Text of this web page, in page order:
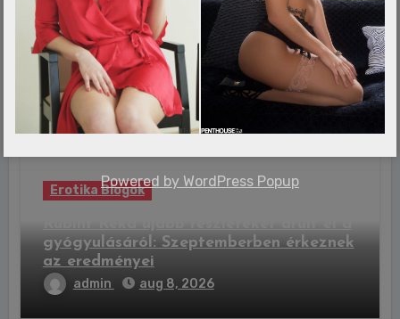
Erotika Blogok
Ecetmuslicákkal hoznák vissza az
elfeledett emlékeinket
admin aug 8, 2026
Erotika Blogok
gyógyulásáról: Szeptemberben érkeznek
az eredményei
admin aug 8, 2026
Powered by WordPress Popup